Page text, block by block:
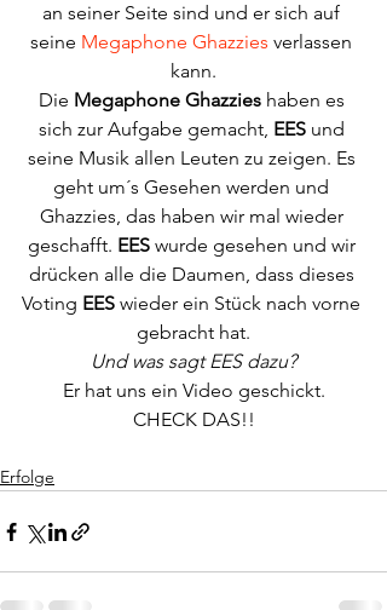
an seiner Seite sind und er sich auf
seine Megaphone Ghazzies verlassen
kann.
Die Megaphone Ghazzies haben es
sich zur Aufgabe gemacht, EES und
seine Musik allen Leuten zu zeigen. Es
geht um´s Gesehen werden und
Ghazzies, das haben wir mal wieder
geschafft. EES wurde gesehen und wir
drücken alle die Daumen, dass dieses
Voting EES wieder ein Stück nach vorne
gebracht hat.
Und was sagt EES dazu?
Er hat uns ein Video geschickt.
CHECK DAS!!
Erfolge